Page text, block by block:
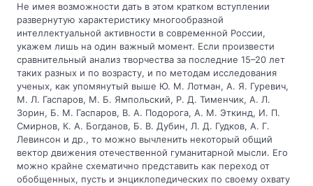
Не имея возможности дать в этом кратком вступлении
развернутую характеристику многообразной
интеллектуальной активности в современной России,
укажем лишь на один важный момент. Если произвести
сравнительный анализ творчества за последние 15–20 лет
таких разных и по возрасту, и по методам исследования
ученых, как упомянутый выше Ю. М. Лотман, А. Я. Гуревич,
М. Л. Гаспаров, М. Б. Ямпольский, Р. Д. Тименчик, А. Л.
Зорин, Б. М. Гаспаров, В. А. Подорога, A. M. Эткинд, И. П.
Смирнов, К. А. Богданов, Б. В. Дубин, Л. Д. Гудков, А. Г.
Левинсон и др., то можно вычленить некоторый общий
вектор движения отечественной гуманитарной мысли. Его
можно крайне схематично представить как переход от
обобщенных, пусть и энциклопедических по своему охвату